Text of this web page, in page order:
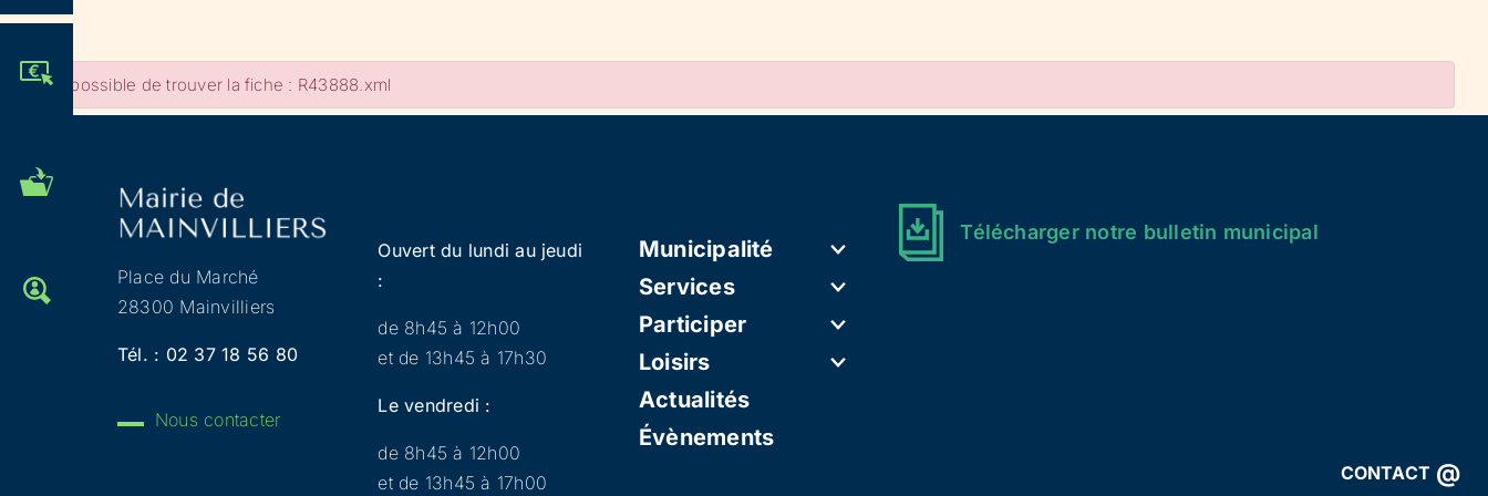
ADMINISTRATIVES
OFFRES D'EMPLOI
CONTACT @
Impossible de trouver la fiche : R43888.xml
Place du Marché
28300 Mainvilliers
Tél. : 02 37 18 56 80
Nous contacter
Ouvert du lundi au jeudi
:
de 8h45 à 12h00
et de 13h45 à 17h30
Le vendredi :
de 8h45 à 12h00
et de 13h45 à 17h00
Municipalité
Services
Participer
Loisirs
Actualités
Évènements
Télécharger notre bulletin municipal